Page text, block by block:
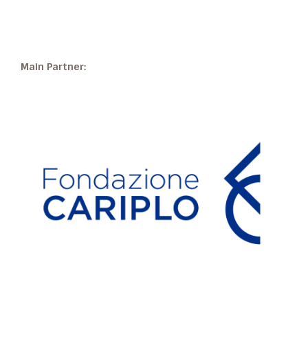
Main Partner: